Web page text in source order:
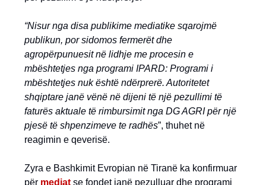
“Nisur nga disa publikime mediatike sqarojmë
publikun, por sidomos fermerët dhe
agropërpunuesit në lidhje me procesin e
mbështetjes nga programi IPARD: Programi i
mbështetjes nuk është ndërprerë. Autoritetet
shqiptare janë vënë në dijeni të një pezullimi të
faturës aktuale të rimbursimit nga DG AGRI për një
pjesë të shpenzimeve te radhës”, thuhet në
reagimin e qeverisë.
Zyra e Bashkimit Evropian në Tiranë ka konfirmuar
për mediat se fondet janë pezulluar dhe programi